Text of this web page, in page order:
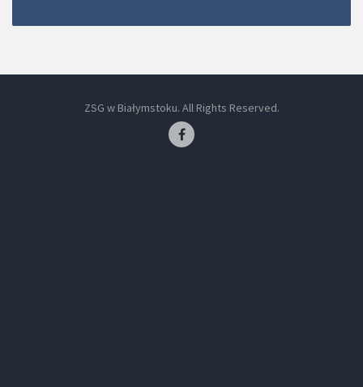
ZSG w Białymstoku. All Rights Reserved.